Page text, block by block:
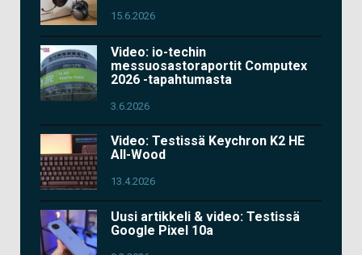
15.6.2026
Video: io-techin
messuosastoraportit Computex
2026 -tapahtumasta
3.6.2026
Video: Testissä Keychron K2 HE
All-Wood
13.4.2026
Uusi artikkeli & video: Testissä
Google Pixel 10a